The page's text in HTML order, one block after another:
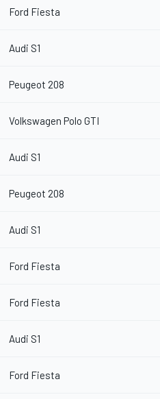
Ford Fiesta
Audi S1
Peugeot 208
Volkswagen Polo GTI
Audi S1
Peugeot 208
Audi S1
Ford Fiesta
Ford Fiesta
Audi S1
Ford Fiesta